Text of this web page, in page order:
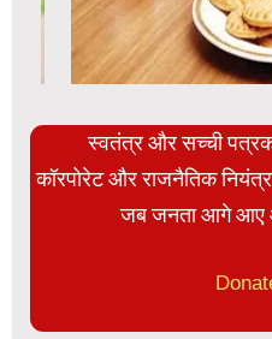
स्वतंत्र और सच्ची
कॉरपोरेट और राजनैतिक
जब जनता आगे आए